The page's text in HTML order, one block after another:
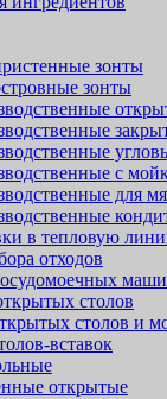
зонты
зонты
с
для
в тепловую
отходов
столов
столов и
вставок
открытые